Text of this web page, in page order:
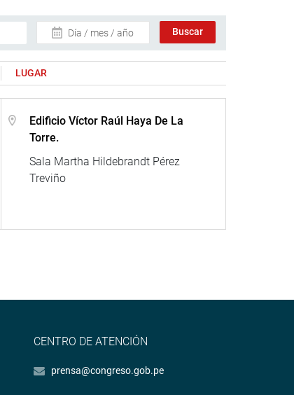
Día / mes / año
LUGAR
Edificio Víctor Raúl Haya De La
Torre.
Sala Martha Hildebrandt Pérez
Treviño
CENTRO DE ATENCIÓN
prensa@congreso.gob.pe